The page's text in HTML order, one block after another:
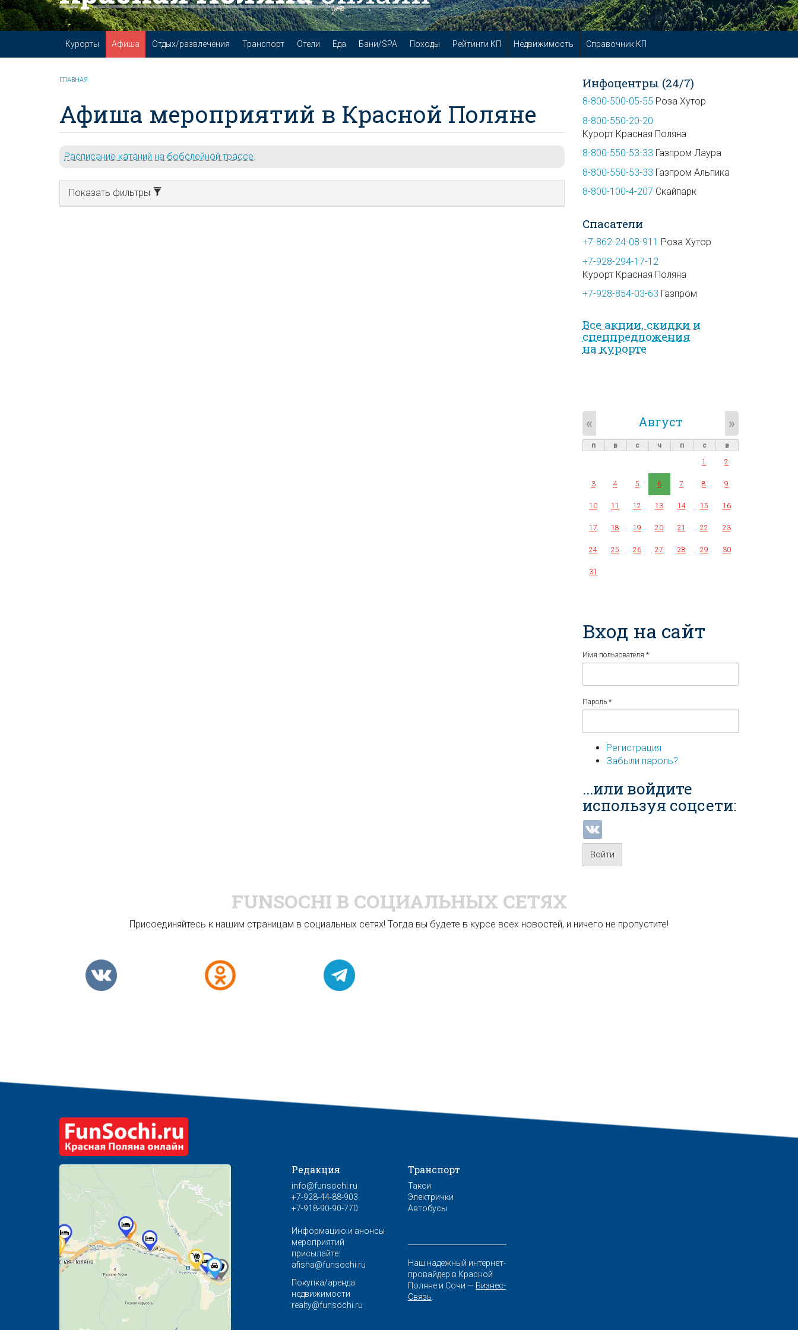
Курорты Афиша Отдых/развлечения Транспорт Отели Еда Бани/SPA Походы Рейтинги КП Недвижимость Справочник КП
ГЛАВНАЯ
Афиша мероприятий в Красной Поляне
Расписание катаний на бобслейной трассе.
Показать фильтры
Инфоцентры (24/7)
8-800-500-05-55 Роза Хутор
8-800-550-20-20
Курорт Красная Поляна
8-800-550-53-33 Газпром Лаура
8-800-550-53-33 Газпром Альпика
8-800-100-4-207 Скайпарк
Спасатели
+7-862-24-08-911 Роза Хутор
+7-928-294-17-12
Курорт Красная Поляна
+7-928-854-03-63 Газпром
Все акции, скидки и
спец­предложе­ния
на курорте
Август
« »
п в с ч п с
в
1
2
3 4 5 6 7 8 9
10 11 12 13 14 15 16
17 18 19 20 21 22 23
24 25 26 27 28 29 30
31
Вход на сайт
Имя пользователя *
Пароль *
Регистрация
Забыли пароль?
...или войдите
используя соцсети:
Войти
FUNSOCHI В СОЦИАЛЬНЫХ СЕТЯХ
Присоединяйтесь к нашим страницам в социальных сетях! Тогда вы будете в курсе всех новостей, и ничего не пропустите!
Редакция
info@funsochi.ru
+7-928-44-88-903
+7-918-90-90-770
Информацию и анонсы
мероприятий
присылайте:
afisha@funsochi.ru
Покупка/аренда
недвижимости
realty@funsochi.ru
Транспорт
Такси
Электрички
Автобусы
Наш надежный интернет-
провайдер в Красной
Поляне и Сочи — Бизнес-
Связь